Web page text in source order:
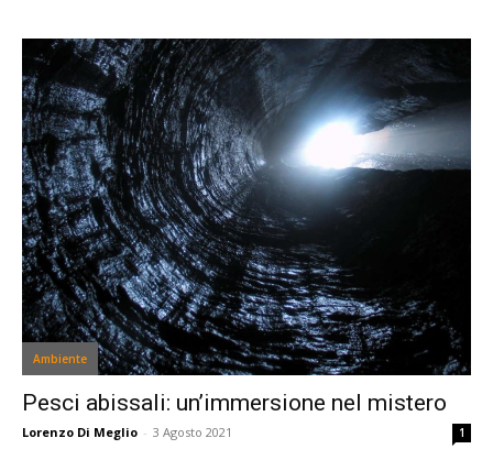
Ambiente
Pesci abissali: un’immersione nel mistero
Lorenzo Di Meglio - 3 Agosto 2021 1